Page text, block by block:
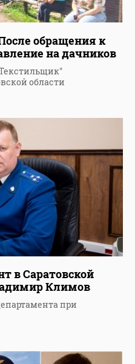
обращения к
на дачников
области
в Саратовской
Климов
при